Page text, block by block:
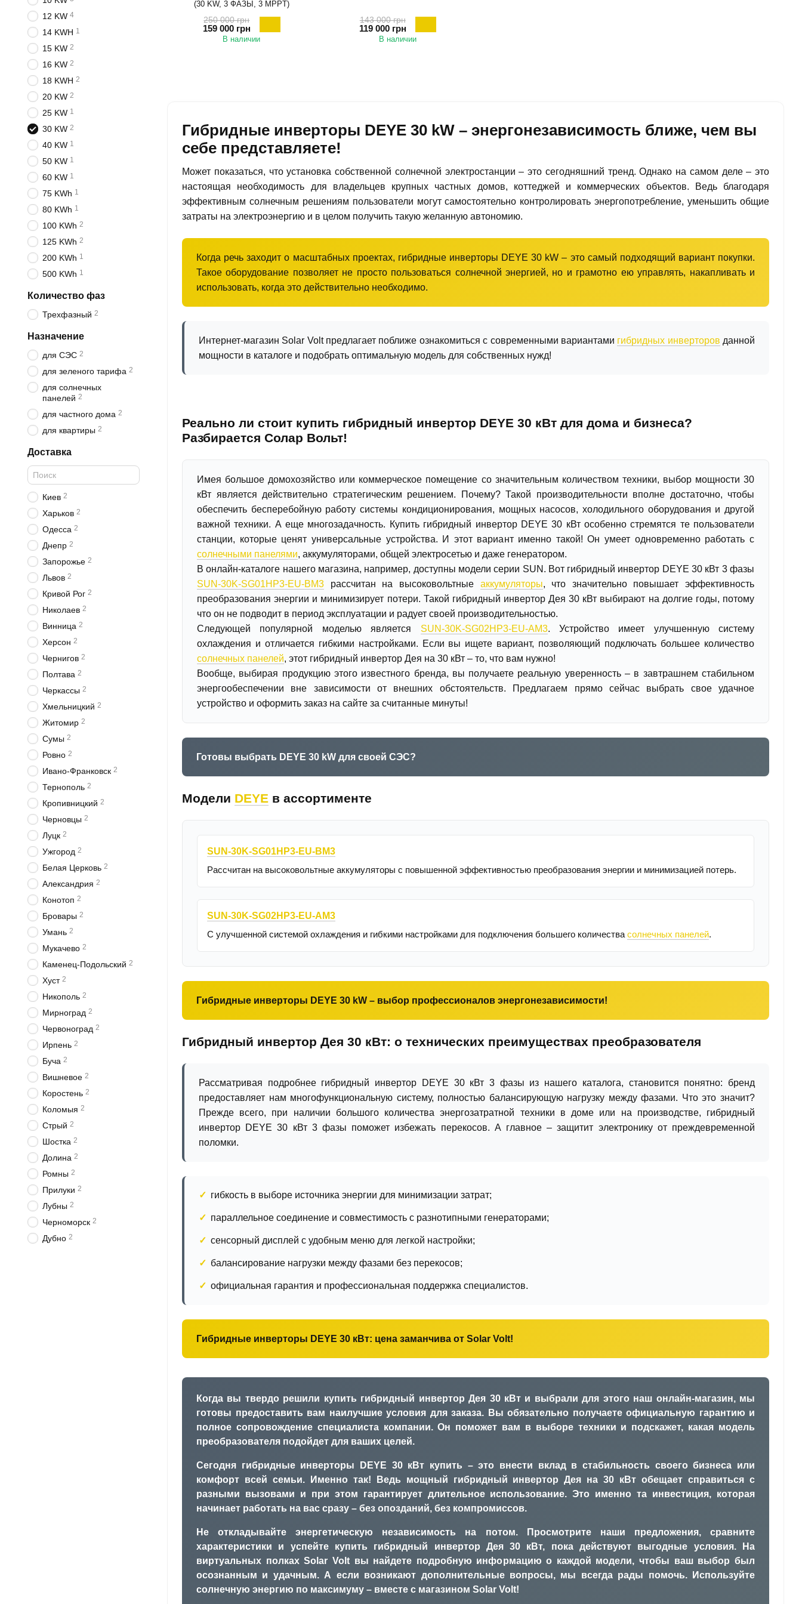
Гибридные инверторы DEYE 30 kW – энергонезависимость ближе, чем вы
себе представляете!
Может показаться, что установка собственной солнечной электростанции – это сегодняшний тренд. Однако на самом деле – это
настоящая необходимость для владельцев крупных частных домов, коттеджей и коммерческих объектов. Ведь благодаря
эффективным солнечным решениям пользователи могут самостоятельно контролировать энергопотребление, уменьшить общие
затраты на электроэнергию и в целом получить такую ​​желанную автономию.
Когда речь заходит о масштабных проектах, гибридные инверторы DEYE 30 kW – это самый подходящий вариант покупки.
Такое оборудование позволяет не просто пользоваться солнечной энергией, но и грамотно ею управлять, накапливать и
использовать, когда это действительно необходимо.
Интернет-магазин Solar Volt предлагает поближе ознакомиться с современными вариантами гибридных инверторов данной
мощности в каталоге и подобрать оптимальную модель для собственных нужд!
Реально ли стоит купить гибридный инвертор DEYE 30 кВт для дома и бизнеса?
Разбирается Солар Вольт!
Имея большое домохозяйство или коммерческое помещение со значительным количеством техники, выбор мощности 30
кВт является действительно стратегическим решением. Почему? Такой производительности вполне достаточно, чтобы
обеспечить бесперебойную работу системы кондиционирования, мощных насосов, холодильного оборудования и другой
важной техники. А еще многозадачность. Купить гибридный инвертор DEYE 30 кВт особенно стремятся те пользователи
станции, которые ценят универсальные устройства. И этот вариант именно такой! Он умеет одновременно работать с
солнечными панелями, аккумуляторами, общей электросетью и даже генератором.
В онлайн-каталоге нашего магазина, например, доступны модели серии SUN. Вот гибридный инвертор DEYE 30 кВт 3 фазы
SUN-30K-SG01HP3-EU-BM3 рассчитан на высоковольтные аккумуляторы, что значительно повышает эффективность
преобразования энергии и минимизирует потери. Такой гибридный инвертор Дея 30 кВт выбирают на долгие годы, потому
что он не подводит в период эксплуатации и радует своей производительностью.
Следующей популярной моделью является SUN-30K-SG02HP3-EU-AM3. Устройство имеет улучшенную систему
охлаждения и отличается гибкими настройками. Если вы ищете вариант, позволяющий подключать большее количество
солнечных панелей, этот гибридный инвертор Дея на 30 кВт – то, что вам нужно!
Вообще, выбирая продукцию этого известного бренда, вы получаете реальную уверенность – в завтрашнем стабильном
энергообеспечении вне зависимости от внешних обстоятельств. Предлагаем прямо сейчас выбрать свое удачное
устройство и оформить заказ на сайте за считанные минуты!
Готовы выбрать DEYE 30 kW для своей СЭС?
Модели DEYE в ассортименте
SUN-30K-SG01HP3-EU-BM3
Рассчитан на высоковольтные аккумуляторы с повышенной эффективностью преобразования энергии и минимизацией потерь.
SUN-30K-SG02HP3-EU-AM3
С улучшенной системой охлаждения и гибкими настройками для подключения большего количества солнечных панелей.
Гибридные инверторы DEYE 30 kW – выбор профессионалов энергонезависимости!
Гибридный инвертор Дея 30 кВт: о технических преимуществах преобразователя
Рассматривая подробнее гибридный инвертор DEYE 30 кВт 3 фазы из нашего каталога, становится понятно: бренд
предоставляет нам многофункциональную систему, полностью балансирующую нагрузку между фазами. Что это значит?
Прежде всего, при наличии большого количества энергозатратной техники в доме или на производстве, гибридный
инвертор DEYE 30 кВт 3 фазы поможет избежать перекосов. А главное – защитит электронику от преждевременной
поломки.
гибкость в выборе источника энергии для минимизации затрат;
параллельное соединение и совместимость с разнотипными генераторами;
сенсорный дисплей с удобным меню для легкой настройки;
балансирование нагрузки между фазами без перекосов;
официальная гарантия и профессиональная поддержка специалистов.
Гибридные инверторы DEYE 30 кВт: цена заманчива от Solar Volt!
Когда вы твердо решили купить гибридный инвертор Дея 30 кВт и выбрали для этого наш онлайн-магазин, мы
готовы предоставить вам наилучшие условия для заказа. Вы обязательно получаете официальную гарантию и
полное сопровождение специалиста компании. Он поможет вам в выборе техники и подскажет, какая модель
преобразователя подойдет для ваших целей.
Сегодня гибридные инверторы DEYE 30 кВт купить – это внести вклад в стабильность своего бизнеса или
комфорт всей семьи. Именно так! Ведь мощный гибридный инвертор Дея на 30 кВт обещает справиться с
разными вызовами и при этом гарантирует длительное использование. Это именно та инвестиция, которая
начинает работать на вас сразу – без опозданий, без компромиссов.
Не откладывайте энергетическую независимость на потом. Просмотрите наши предложения, сравните
характеристики и успейте купить гибридный инвертор Дея 30 кВт, пока действуют выгодные условия. На
виртуальных полках Solar Volt вы найдете подробную информацию о каждой модели, чтобы ваш выбор был
осознанным и удачным. А если возникают дополнительные вопросы, мы всегда рады помочь. Используйте
солнечную энергию по максимуму – вместе с магазином Solar Volt!
(30 KW, 3 ФАЗЫ, 3 MPPT)
250 000 грн
159 000 грн
В наличии
143 000 грн
119 000 грн
В наличии
12 KW 4
14 KWH 1
15 KW 2
16 KW 2
18 KWH 2
20 KW 2
25 KW 1
30 KW 2
40 KW 1
50 KW 1
60 KW 1
75 KWh 1
80 KWh 1
100 KWh 2
125 KWh 2
200 KWh 1
500 KWh 1
Количество фаз
Трехфазный 2
Назначение
для СЭС 2
для зеленого тарифа 2
для солнечных
панелей 2
для частного дома 2
для квартиры 2
Доставка
Киев 2
Харьков 2
Одесса 2
Днепр 2
Запорожье 2
Львов 2
Кривой Рог 2
Николаев 2
Винница 2
Херсон 2
Чернигов 2
Полтава 2
Черкассы 2
Хмельницкий 2
Житомир 2
Сумы 2
Ровно 2
Ивано-Франковск 2
Тернополь 2
Кропивницкий 2
Черновцы 2
Луцк 2
Ужгород 2
Белая Церковь 2
Александрия 2
Конотоп 2
Бровары 2
Умань 2
Мукачево 2
Каменец-Подольский 2
Хуст 2
Никополь 2
Мирноград 2
Червоноград 2
Ирпень 2
Буча 2
Вишневое 2
Коростень 2
Коломыя 2
Стрый 2
Шостка 2
Долина 2
Ромны 2
Прилуки 2
Лубны 2
Черноморск 2
Дубно 2